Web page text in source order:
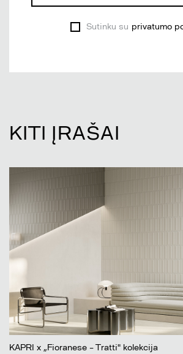
Sutinku su privatumo
KITI ĮRAŠAI
KAPRI x „Fioranese – Tratti" kolekcija